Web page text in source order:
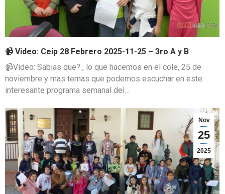
📹 Video: Ceip 28 Febrero 2025-11-25 – 3ro A y B
📹Video: Sabias que? , lo que hacemos en el cole, 25 de
noviembre y mas temas que podemos escuchar en este
interesante programa semanal del…
Nov
25
2025